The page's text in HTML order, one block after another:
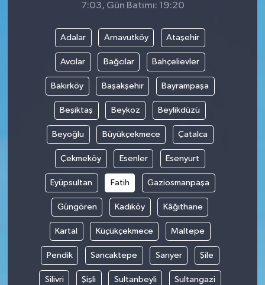
7:03, Gün Batımı: 19:20
Adalar Arnavutköy Ataşehir
Avcılar Bağcılar Bahçelievler
Bakırköy Başakşehir Bayrampaşa
Beşiktaş Beykoz Beylikdüzü
Beyoğlu Büyükçekmece Çatalca
Çekmeköy Esenler Esenyurt
Eyüpsultan Fatih Gaziosmanpaşa
Güngören Kadıköy Kâğıthane
Kartal Küçükçekmece Maltepe
Pendik Sancaktepe Sarıyer Şile
Silivri Şişli Sultanbeyli Sultangazi